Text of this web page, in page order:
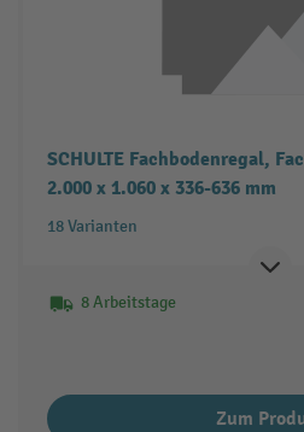
SCHULTE Fachbodenregal,
2.000 x 1.060 x 336-636 mm
18 Varianten
8 Arbeitstage
Zum